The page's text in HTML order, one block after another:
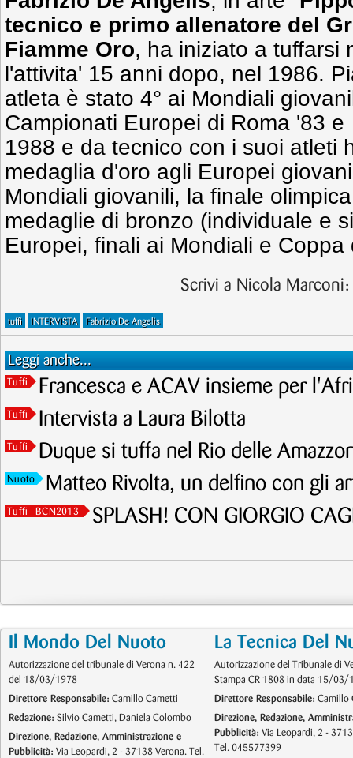
tecnico e primo allenatore del
Fiamme Oro, ha iniziato a tuffarsi
l'attivita' 15 anni dopo, nel 1986.
atleta è stato 4° ai Mondiali
Campionati Europei di Roma '83
1988 e da tecnico con i suoi atleti
medaglia d'oro agli Europei
Mondiali giovanili, la finale
medaglie di bronzo (individuale e
Europei, finali ai Mondiali e Coppa
Scrivi a Nicola Marconi:
tuffi INTERVISTA Fabrizio De Angelis
Leggi anche...
Tuffi Francesca e ACAV insieme per
Tuffi Intervista a Laura Bilotta
Tuffi Duque si tuffa nel Rio delle
Nuoto Matteo Rivolta, un delfino con gli
Tuffi | BCN2013 SPLASH! CON GIORGIO
Il Mondo Del Nuoto
Autorizzazione del tribunale di Verona n. 422
del 18/03/1978
Direttore Responsabile: Camillo Cametti
Redazione: Silvio Cametti, Daniela Colombo
Direzione, Redazione, Amministrazione e
Pubblicità: Via Leopardi, 2 - 37138 Verona. Tel.
La Tecnica Del
Autorizzazione del Tribunale di
Stampa CR 1808 in data 15/03/
Direttore Responsabile: Camillo
Direzione, Redazione,
Pubblicità: Via Leopardi, 2 -
Tel. 045577399